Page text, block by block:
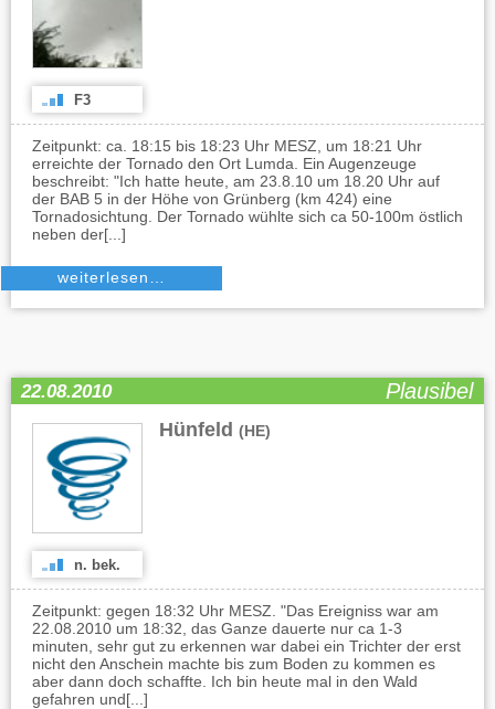
F3
Zeitpunkt: ca. 18:15 bis 18:23 Uhr MESZ, um 18:21 Uhr
erreichte der Tornado den Ort Lumda. Ein Augenzeuge
beschreibt: "Ich hatte heute, am 23.8.10 um 18.20 Uhr auf
der BAB 5 in der Höhe von Grünberg (km 424) eine
Tornadosichtung. Der Tornado wühlte sich ca 50-100m östlich
neben der[...]
weiterlesen…
22.08.2010 Plausibel
Hünfeld (HE)
n. bek.
Zeitpunkt: gegen 18:32 Uhr MESZ. "Das Ereigniss war am
22.08.2010 um 18:32, das Ganze dauerte nur ca 1-3
minuten, sehr gut zu erkennen war dabei ein Trichter der erst
nicht den Anschein machte bis zum Boden zu kommen es
aber dann doch schaffte. Ich bin heute mal in den Wald
gefahren und[...]